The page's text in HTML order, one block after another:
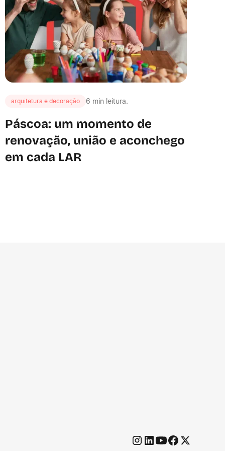
arquitetura e decoração 6 min leitura.
Páscoa: um momento de
renovação, união e aconchego
em cada LAR